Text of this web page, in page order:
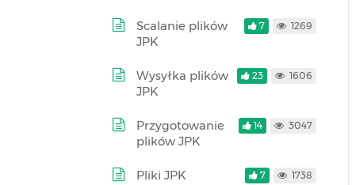
Scalanie plików
JPK
7 1269
Wysyłka plików
JPK
23 1606
Przygotowanie
plików JPK
14 3047
Pliki JPK 7 1738